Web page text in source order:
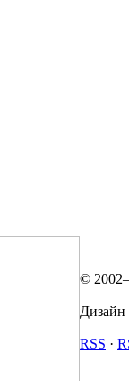
©
RSS ·